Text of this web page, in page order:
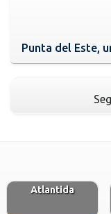
Punta del Este,
Atlantida